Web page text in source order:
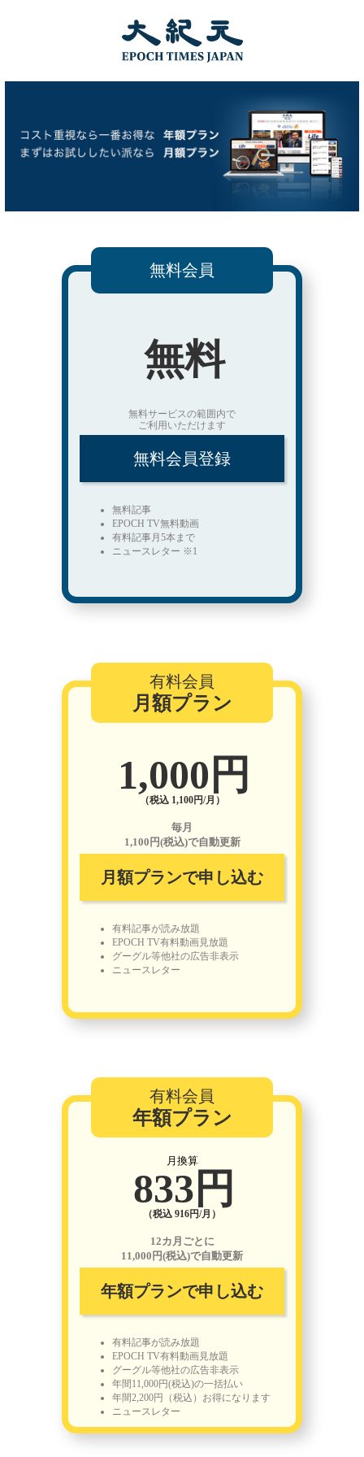
無料会員
無料
無料サービスの範囲内で
ご利用いただけます
無料会員登録
無料記事
EPOCH TV無料動画
有料記事月5本まで
ニュースレター ※1
有料会員
月額プラン
1,000円
（税込 1,100円/月）
毎月
1,100円(税込)で自動更新
月額プランで申し込む
有料記事が読み放題
EPOCH TV有料動画見放題
グーグル等他社の広告非表示
ニュースレター
有料会員
年額プラン
月換算
833円
（税込 916円/月）
12カ月ごとに
11,000円(税込)で自動更新
年額プランで申し込む
有料記事が読み放題
EPOCH TV有料動画見放題
グーグル等他社の広告非表示
年間11,000円(税込)の一括払い
年間2,200円（税込）お得になります
ニュースレター